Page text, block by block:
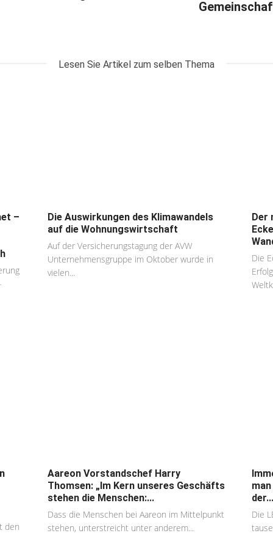
Lesen Sie Artikel zum selben Thema
–
Die Auswirkungen des Klimawandels
auf die Wohnungswirtschaft
Auf der Versicherungstagung der AVW
Unternehmensgruppe im Oktober wurde in
vielen...
Der
Die
den
Aareon Vorstandschef Harry
Thomsen: „Im Kern unseres Geschäfts
stehen die Menschen:...
Dass die Menschen bei Aareon im Mittelpunkt
stehen, unterstreicht unter anderem...
der...
Die